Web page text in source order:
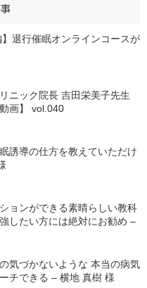
】退行催眠オンラインコースが
ニック院長 吉田栄美子先生
画】 vol.040
誘導の仕方を教えていただけ
ョンができる素晴らしい教科
したい方には絶対にお勧め –
気づかないような 本当の病気
チできる – 横地 真樹 様